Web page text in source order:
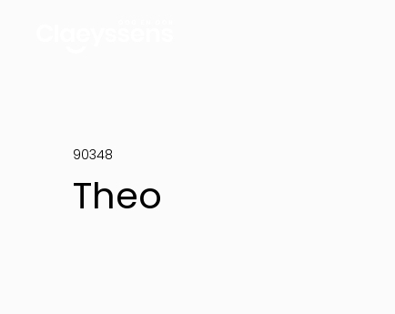
90348
Theo